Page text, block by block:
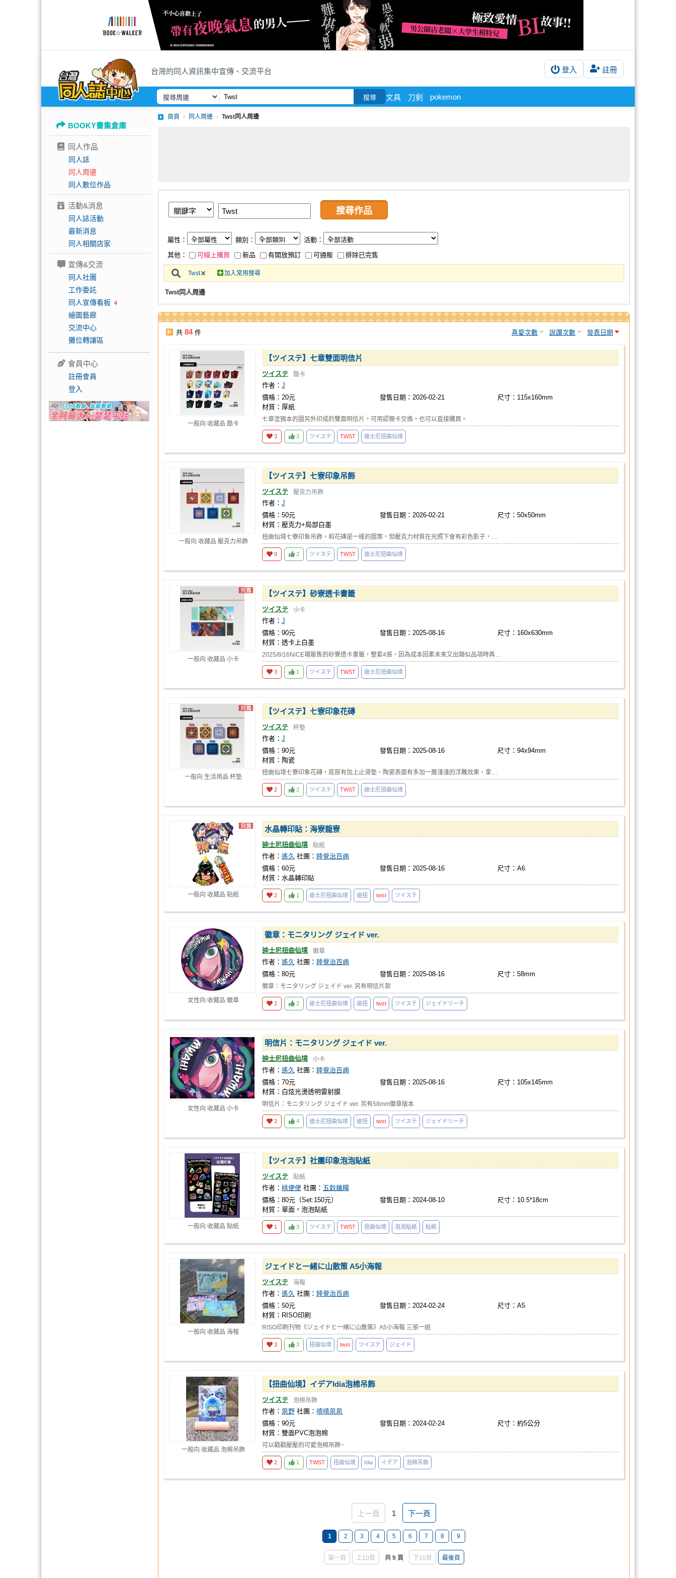
台灣的同人資訊集中宣傳、交流平台 登入 註冊
搜尋 文具 刀剣 pokemon
BOOKY書集倉庫
同人作品
同人誌
同人周邊
同人數位作品
活動&消息
同人誌活動
最新消息
同人相關店家
宣傳&交流
同人社團
工作委託
同人宣傳看板 4
繪圖藝廊
交流中心
攤位轉讓區
會員中心
註冊會員
登入
首頁 同人周邊 Twst同人周邊
屬性： 類別：
活動：
其他：
可線上購買 新品 有開放預訂 可通販 排除已完售
Twst 加入常用搜尋
Twst同人周邊
共 84件 喜愛次數 說讚次數 發表日期
一般向 收藏品 酷卡
【ツイステ】七章雙面明信片
ツイステ 酷卡
作者： J
價格：20元
發售日期：2026-02-21
尺寸：115x160mm
材質：厚紙
七章塗鴉本的圖另外印成的雙面明信片，可用認親卡交換，也可以直接購買。
3 3 ツイステ TWST 迪士尼扭曲仙境
一般向 收藏品 壓克力吊飾
【ツイステ】七寮印象吊飾
ツイステ 壓克力吊飾
作者： J
價格：50元
發售日期：2026-02-21
尺寸：50x50mm
材質：壓克力+局部白墨
扭曲仙境七寮印象吊飾，和花磚是一樣的圖案，但壓克力材質在光照下會有彩色影子，…
0 2 ツイステ TWST 迪士尼扭曲仙境
一般向 收藏品 小卡
【ツイステ】砂寮透卡書籤
ツイステ 小卡
作者： J
價格：90元
發售日期：2025-08-16
尺寸：160x630mm
材質：透卡上白墨
2025/8/16NiCE場販售的砂寮透卡書籤，整套4張，因為成本因素未來又出類似品項時再…
3 1 ツイステ TWST 迪士尼扭曲仙境
一般向 生活用品 杯墊
【ツイステ】七寮印象花磚
ツイステ 杯墊
作者： J
價格：90元
發售日期：2025-08-16
尺寸：94x94mm
材質：陶瓷
扭曲仙境七寮印象花磚，底部有加上止滑墊，陶瓷表面有多加一層淺淺的浮雕效果，拿…
2 2 ツイステ TWST 迪士尼扭曲仙境
一般向 收藏品 貼紙
水晶轉印貼：海寮龍寮
迪士尼扭曲仙境 貼紙
作者： 遙久 社團： 睡覺治百病
價格：60元
發售日期：2025-08-16
尺寸：A6
材質：水晶轉印貼
2 1 迪士尼扭曲仙境 迪扭 twst ツイステ
女性向 收藏品 徽章
徽章：モニタリング ジェイド ver.
迪士尼扭曲仙境 徽章
作者： 遙久 社團： 睡覺治百病
價格：80元
發售日期：2025-08-16 尺寸：58mm
徽章：モニタリング ジェイド ver. 另有明信片款
2 2 迪士尼扭曲仙境 迪扭 twst ツイステ ジェイドリーチ
女性向 收藏品 小卡
明信片：モニタリング ジェイド ver.
迪士尼扭曲仙境 小卡
作者： 遙久 社團： 睡覺治百病
價格：70元
發售日期：2025-08-16
尺寸：105x145mm
材質：白炫光燙透明雷射膜
明信片：モニタリング ジェイド ver. 另有58mm徽章版本
2 4 迪士尼扭曲仙境 迪扭 twst ツイステ ジェイドリーチ
一般向 收藏品 貼紙
【ツイステ】社團印象泡泡貼紙
ツイステ 貼紙
作者： 桃便便 社團： 五穀雜糧
價格：80元（Set:150元）
發售日期：2024-08-10
尺寸：10.5*18cm
材質：單面，泡泡貼紙
1 3 ツイステ TWST 扭曲仙境 泡泡貼紙 貼紙
一般向 收藏品 海報
ジェイドと一緒に山散策 A5小海報
ツイステ 海報
作者： 遙久 社團： 睡覺治百病
價格：50元
發售日期：2024-02-24
尺寸：A5
材質：RISO印刷
RISO印刷刊物《ジェイドと一緒に山散策》A5小海報 三張一組
3 3 扭曲仙境 twst ツイステ ジェイド
一般向 收藏品 泡棉吊飾
【扭曲仙境】イデアIdia泡棉吊飾
ツイステ 泡棉吊飾
作者： 夙野 社團： 嘻嘻夙夙
價格：90元
發售日期：2024-02-24
尺寸：約5公分
材質：雙面PVC泡泡棉
可以戳戳壓壓的可愛泡棉吊飾~
2 1 TWST 扭曲仙境 Idia イデア 泡棉吊飾
上一頁 1 下一頁
1 2 3 4 5 6 7 8 9
第一頁 上10頁 共 9 頁 下10頁 最後頁